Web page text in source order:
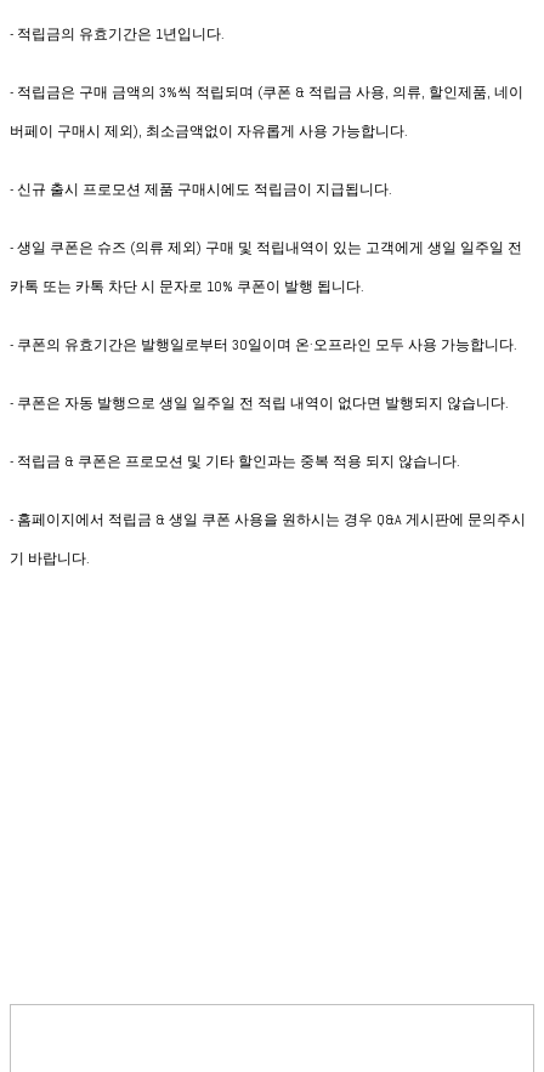
- 적립금의 유효기간은 1년입니다.
- 적립금은 구매 금액의 3%씩 적립되며 (쿠폰 & 적립금 사용, 의류, 할인제품, 네이
버페이 구매시 제외), 최소금액없이 자유롭게 사용 가능합니다.
- 신규 출시 프로모션 제품 구매시에도 적립금이 지급됩니다.
- 생일 쿠폰은 슈즈 (의류 제외) 구매 및 적립내역이 있는 고객에게 생일 일주일 전
카톡 또는 카톡 차단 시 문자로 10% 쿠폰이 발행 됩니다.
- 쿠폰의 유효기간은 발행일로부터 30일이며 온·오프라인 모두 사용 가능합니다.
- 쿠폰은 자동 발행으로 생일 일주일 전 적립 내역이 없다면 발행되지 않습니다.
- 적립금 & 쿠폰은 프로모션 및 기타 할인과는 중복 적용 되지 않습니다.
- 홈페이지에서 적립금 & 생일 쿠폰 사용을 원하시는 경우 Q&A 게시판에 문의주시
기 바랍니다.